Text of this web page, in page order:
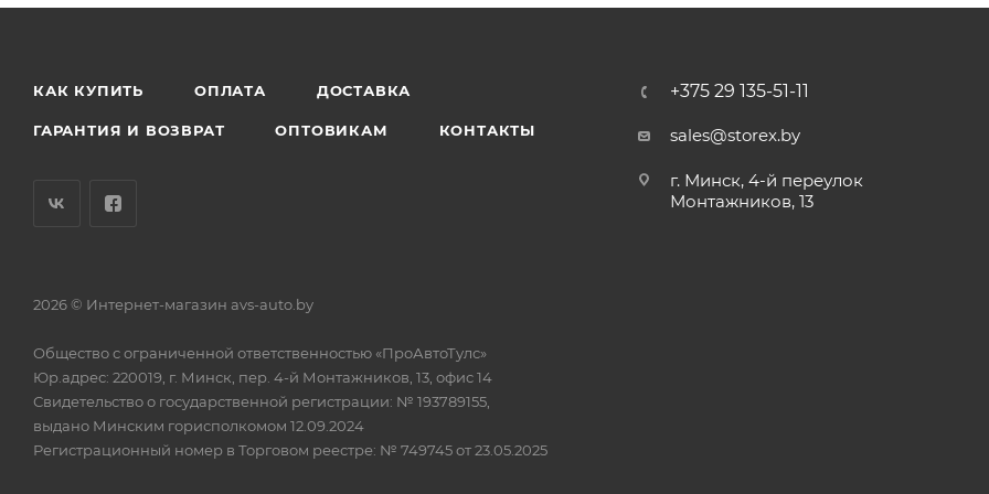
КАК КУПИТЬ ОПЛАТА ДОСТАВКА
ГАРАНТИЯ И ВОЗВРАТ ОПТОВИКАМ КОНТАКТЫ
+375 29 135-51-11
sales@storex.by
г. Минск, 4-й переулок
Монтажников, 13
2026 © Интернет-магазин avs-auto.by
Общество с ограниченной ответственностью «ПроАвтоТулс»
Юр.адрес: 220019, г. Минск, пер. 4-й Монтажников, 13, офис 14
Свидетельство о государственной регистрации: № 193789155,
выдано Минским горисполкомом 12.09.2024
Регистрационный номер в Торговом реестре: № 749745 от 23.05.2025